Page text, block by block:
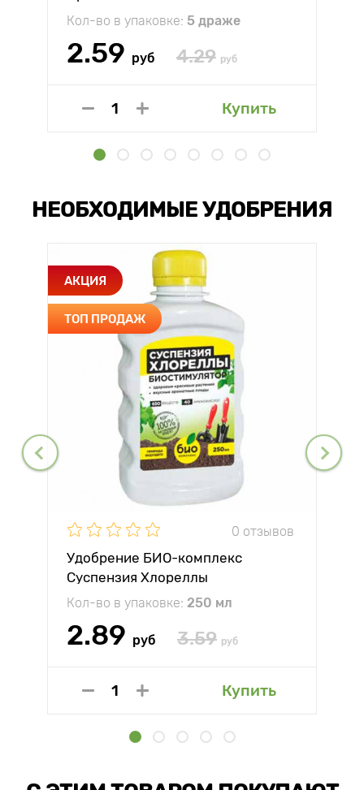
Кол-во в упаковке: 5 драже
2.59 руб 4.29 руб
Купить
НЕОБХОДИМЫЕ УДОБРЕНИЯ
АКЦИЯ
ТОП ПРОДАЖ
0 отзывов
Удобрение БИО-комплекс
Суспензия Хлореллы
Кол-во в упаковке: 250 мл
2.89 руб 3.59 руб
Купить